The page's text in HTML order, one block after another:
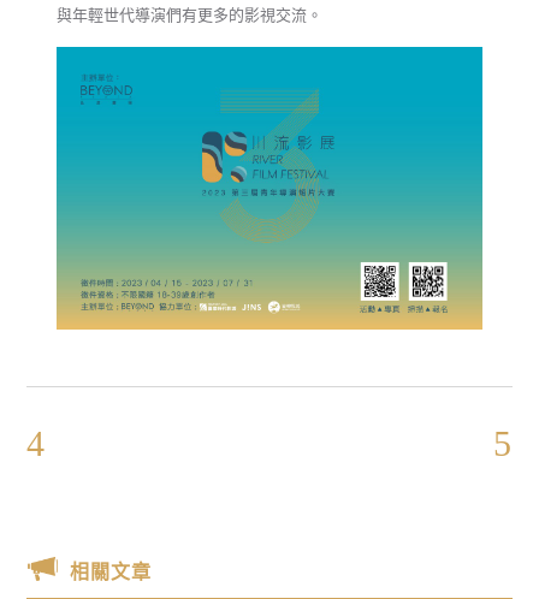
與年輕世代導演們有更多的影視交流。
相關文章